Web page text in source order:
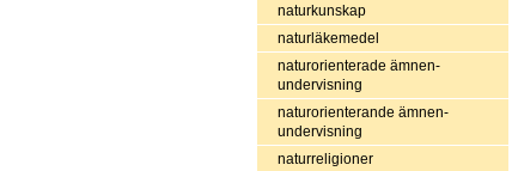
naturkunskap
naturläkemedel
naturorienterade ämnen-
undervisning
naturorienterande ämnen-
undervisning
naturreligioner